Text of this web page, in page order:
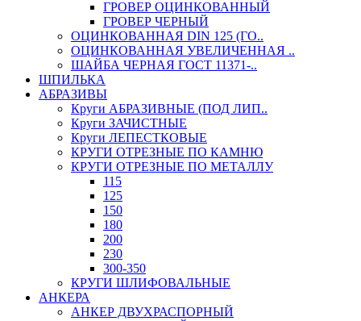
ГРОВЕР ОЦИНКОВАННЫЙ
ГРОВЕР ЧЕРНЫЙ
ОЦИНКОВАННАЯ DIN 125 (ГО..
ОЦИНКОВАННАЯ УВЕЛИЧЕННАЯ ..
ШАЙБА ЧЕРНАЯ ГОСТ 11371-..
ШПИЛЬКА
АБРАЗИВЫ
Круги АБРАЗИВНЫЕ (ПОД ЛИП..
Круги ЗАЧИСТНЫЕ
Круги ЛЕПЕСТКОВЫЕ
КРУГИ ОТРЕЗНЫЕ ПО КАМНЮ
КРУГИ ОТРЕЗНЫЕ ПО МЕТАЛЛУ
115
125
150
180
200
230
300-350
КРУГИ ШЛИФОВАЛЬНЫЕ
АНКЕРА
АНКЕР ДВУХРАСПОРНЫЙ